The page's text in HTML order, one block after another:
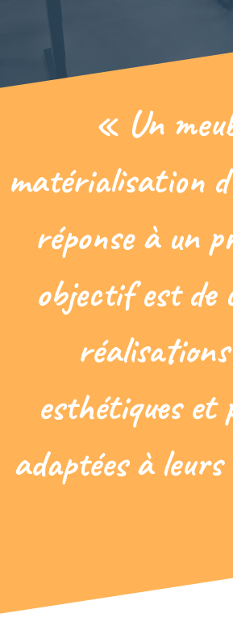
« Un
matérialisation
réponse à un
objectif est de
esthétiques
adaptées à